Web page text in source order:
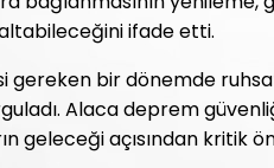
ifade etti.
gereken bir dönemde
Alaca deprem
geleceği açısından kritik